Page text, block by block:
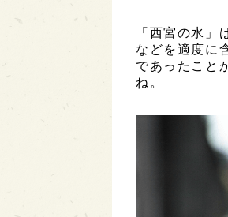
「西宮の水
などを適度に
であったこと
ね。